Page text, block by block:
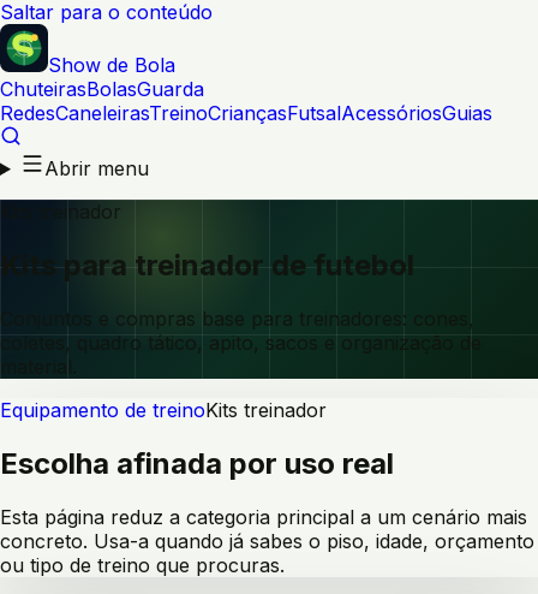
Saltar para o conteúdo
Show de Bola
ChuteirasBolasGuarda
RedesCaneleirasTreinoCriançasFutsalAcessóriosGuias
Abrir menu
Kits treinador
Kits para treinador de futebol
Conjuntos e compras base para treinadores: cones,
coletes, quadro tático, apito, sacos e organização de
Equipamento de treinoKits treinador
Escolha afinada por uso real
Esta página reduz a categoria principal a um cenário mais
concreto. Usa-a quando já sabes o piso, idade, orçamento
ou tipo de treino que procuras.